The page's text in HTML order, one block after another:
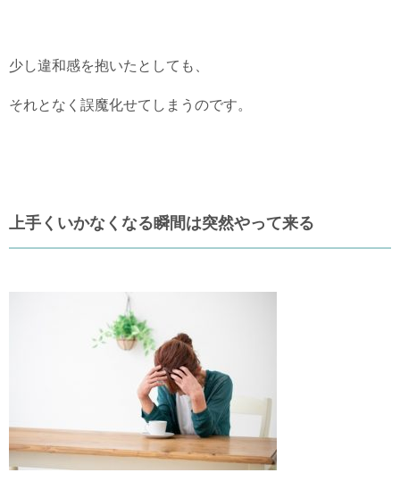
少し違和感を抱いたとしても、
それとなく誤魔化せてしまうのです。
上手くいかなくなる瞬間は突然やって来る